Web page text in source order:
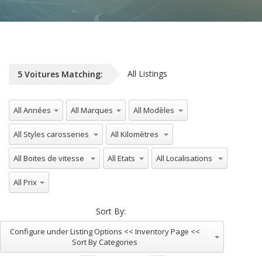
5 Voitures Matching: All Listings
All Années All Marques All Modèles
All Styles carosseries All Kilomètres
All Boites de vitesse All Etats All Localisations
All Prix
Sort By:
Configure under Listing Options << Inventory Page <<
Sort By Categories